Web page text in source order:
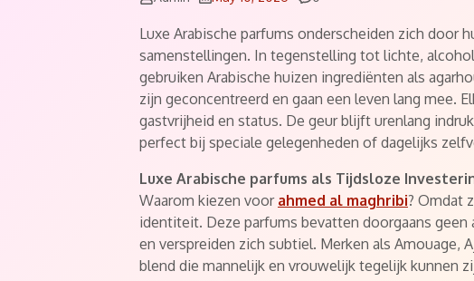
Luxe Arabische parfums onderscheiden zich door
samenstellingen. In tegenstelling tot lichte,
gebruiken Arabische huizen ingrediënten als
zijn geconcentreerd en gaan een leven lang mee.
gastvrijheid en status. De geur blijft urenlang
perfect bij speciale gelegenheden of dagelijks
Luxe Arabische parfums als Tijdsloze
Waarom kiezen voor ahmed al maghribi? Omdat
identiteit. Deze parfums bevatten doorgaans
en verspreiden zich subtiel. Merken als Amouage,
blend die mannelijk en vrouwelijk tegelijk kunnen